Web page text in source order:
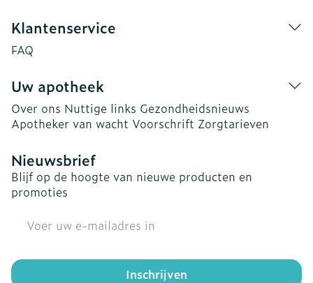
Klantenservice
FAQ
Uw apotheek
Over ons Nuttige links Gezondheidsnieuws
Apotheker van wacht Voorschrift Zorgtarieven
Nieuwsbrief
Blijf op de hoogte van nieuwe producten en
promoties
Inschrijven